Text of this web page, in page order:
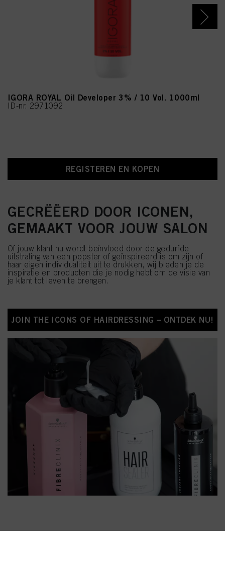
IGORA ROYAL Oil Developer 3% / 10 Vol. 1000ml
ID-nr. 2971092
REGISTEREN EN KOPEN
GECRËËERD DOOR ICONEN,
GEMAAKT VOOR JOUW SALON
Of jouw klant nu wordt beïnvloed door de gedurfde
uitstraling van een popster of geïnspireerd is om zijn of
haar eigen individualiteit uit te drukken, wij bieden je de
inspiratie en producten die je nodig hebt om de visie van
je klant tot leven te brengen.
JOIN THE ICONS OF HAIRDRESSING – ONTDEK NU!